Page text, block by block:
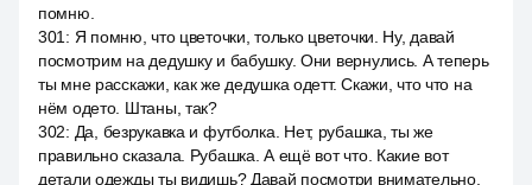
помню.
301 : Я помню, что цветочки, только цветочки. Ну, давай
посмотрим на дедушку и бабушку. Они вернулись. А теперь
ты мне расскажи, как же дедушка одетт. Скажи, что что на
нём одето. Штаны, так?
302: Да, безрукавка и футболка. Нет, рубашка, ты же
правильно сказала. Рубашка. А ещё вот что. Какие вот
детали одежды ты видишь? Давай посмотри внимательно,